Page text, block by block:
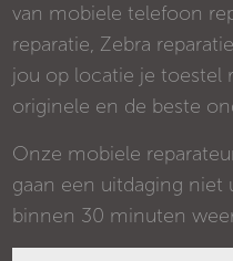
van mobiele telefoon
reparatie, Zebra
jou op locatie je toestel
originele en de beste
Onze mobiele
gaan een uitdaging niet
binnen 30 minuten